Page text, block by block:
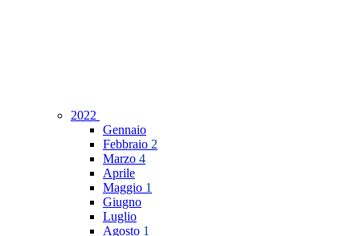
2022
Gennaio
Febbraio 2
Marzo 4
Aprile
Maggio 1
Giugno
Luglio
Agosto 1